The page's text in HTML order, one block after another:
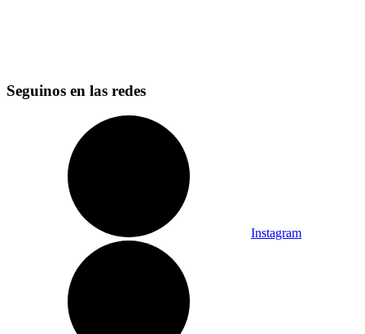
Seguinos en las redes
Instagram